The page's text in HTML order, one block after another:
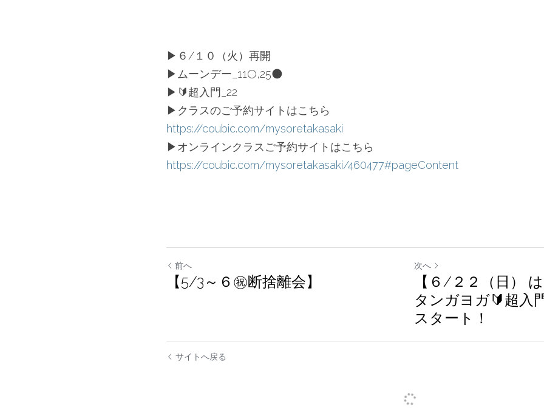
▶︎６/１０（火）再開
▶︎ムーンデー_11🌕,25🌑
▶︎🔰超入門_22
▶︎クラスのご予約サイトはこちら
https://coubic.com/mysoretakasaki
▶︎オンラインクラスご予約サイトはこちら
https://coubic.com/mysoretakasaki/460477#pageContent
前へ
【5/3～６㊗️断捨離会】
次へ
【６/２２（日）
タンガヨガ🔰超入
スタート！
サイトへ戻る